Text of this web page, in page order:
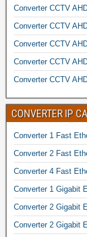
Converter CCTV
Converter CCTV
Converter CCTV
Converter CCTV
Converter CCTV
CONVERTER IP
Converter 1 Fast
Converter 2 Fast
Converter 4 Fast
Converter 1 Gigabit
Converter 2 Gigabit
Converter 2 Gigabit